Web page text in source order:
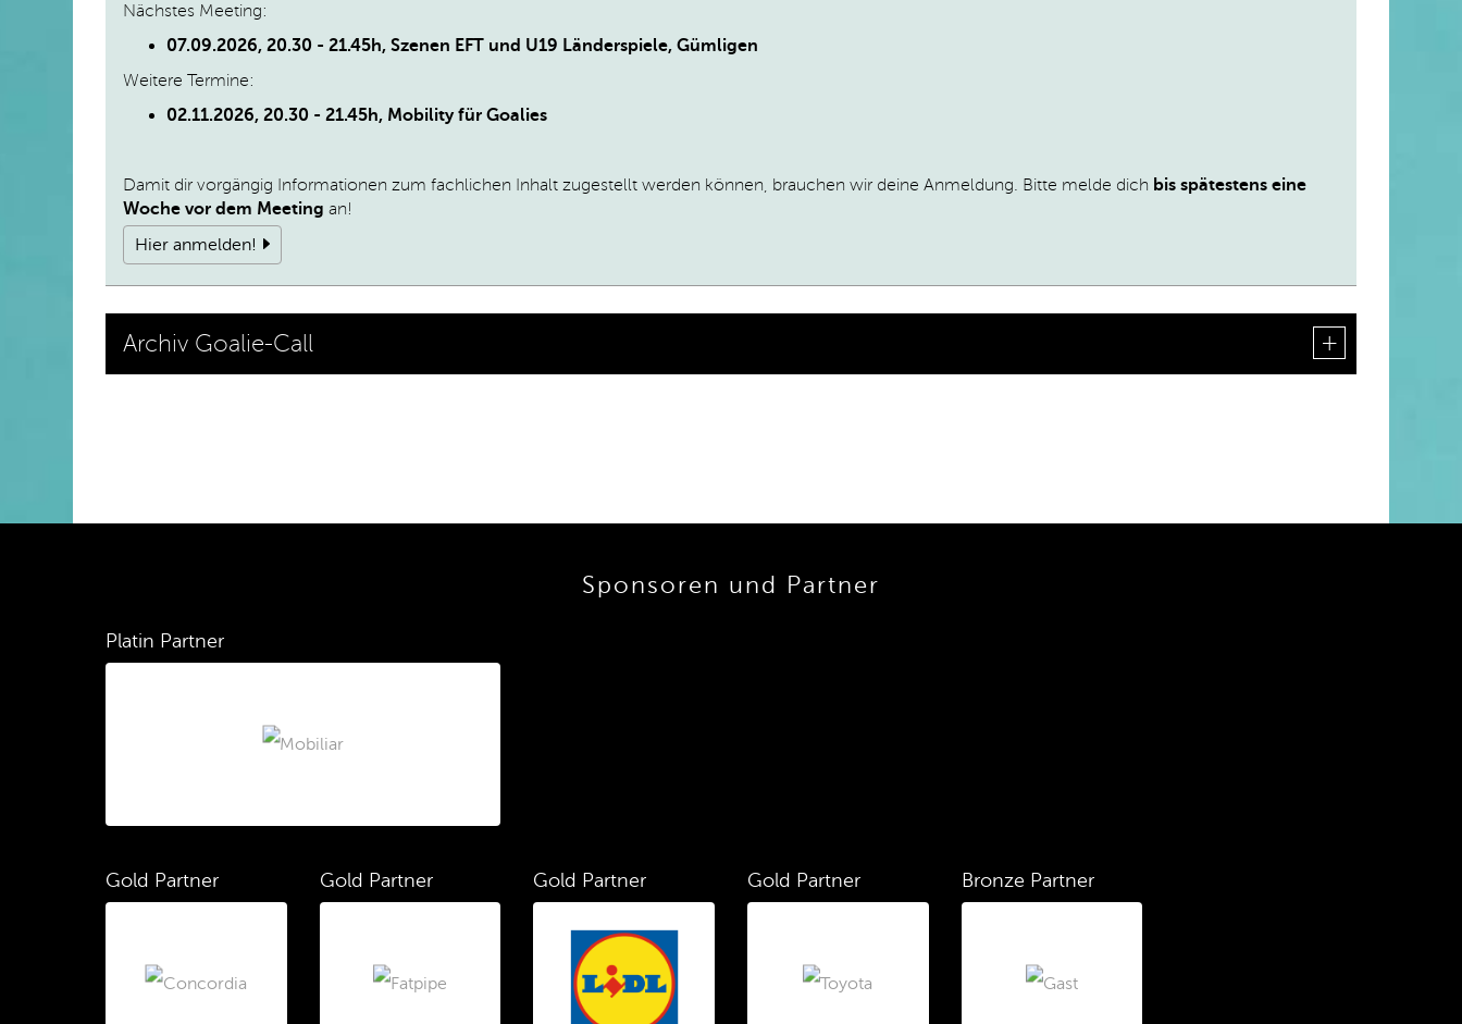
Nächstes Meeting:
07.09.2026, 20.30 - 21.45h, Szenen EFT und U19 Länderspiele, Gümligen
Weitere Termine:
02.11.2026, 20.30 - 21.45h, Mobility für Goalies
Damit dir vorgängig Informationen zum fachlichen Inhalt zugestellt werden können, brauchen wir deine Anmeldung. Bitte melde dich bis spätestens eine
Woche vor dem Meeting an!
Hier anmelden!
Archiv Goalie-Call
Sponsoren und Partner
Platin Partner
Gold Partner Gold Partner Gold Partner Gold Partner Bronze Partner